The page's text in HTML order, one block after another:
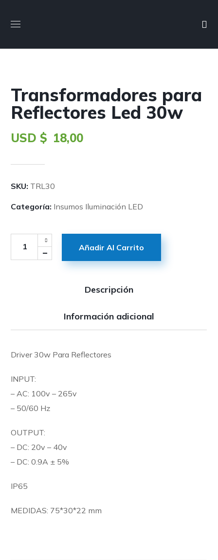
Transformadores para
Reflectores Led 30w
USD $ 18,00
SKU: TRL30
Categoría: Insumos Iluminación LED
Añadir Al Carrito
Descripción
Información adicional
Driver 30w Para Reflectores
INPUT:
– AC: 100v – 265v
– 50/60 Hz
OUTPUT:
– DC: 20v – 40v
– DC: 0.9A ± 5%
IP65
MEDIDAS: 75*30*22 mm